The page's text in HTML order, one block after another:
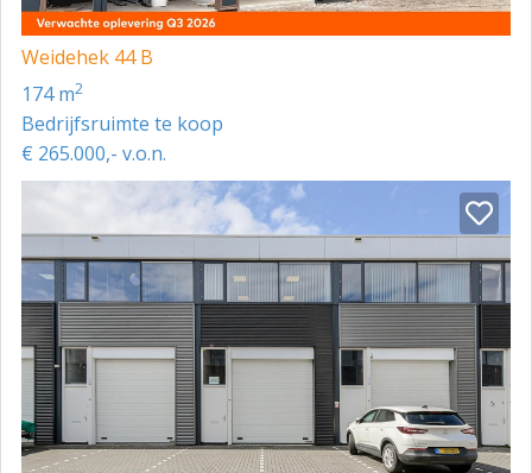
Weidehek 44 B
174 m2
Bedrijfsruimte te koop
€ 265.000,- v.o.n.